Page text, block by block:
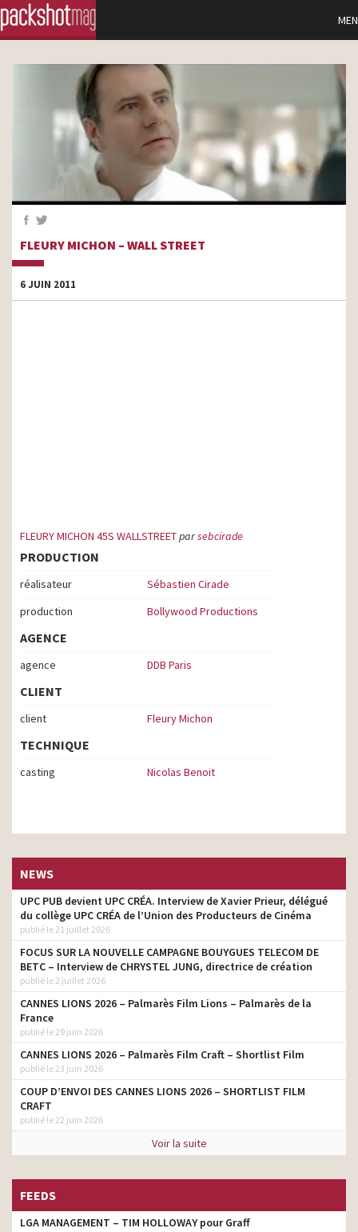
FLEURY MICHON – WALL STREET
6 JUIN 2011
FLEURY MICHON 45S WALLSTREETparsebcirade
PRODUCTION
réalisateur
Sébastien Cirade
production
Bollywood Productions
AGENCE
agence DDB Paris
CLIENT
client Fleury Michon
TECHNIQUE
casting Nicolas Benoit
NEWS
UPC PUB devient UPC CRÉA. Interview de Xavier Prieur, délégué
du collège UPC CRÉA de l’Union des Producteurs de Cinéma
publié le 21 juillet 2026
FOCUS SUR LA NOUVELLE CAMPAGNE BOUYGUES TELECOM DE
BETC – Interview de CHRYSTEL JUNG, directrice de création
publié le 2 juillet 2026
CANNES LIONS 2026 – Palmarès Film Lions – Palmarès de la
France
publié le 29 juin 2026
CANNES LIONS 2026 – Palmarès Film Craft – Shortlist Film
publié le 23 juin 2026
COUP D’ENVOI DES CANNES LIONS 2026 – SHORTLIST FILM
CRAFT
publié le 22 juin 2026
Voir la suite
FEEDS
LGA MANAGEMENT – TIM HOLLOWAY pour Graff